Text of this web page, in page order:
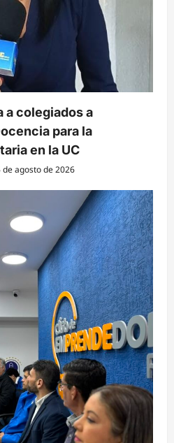
a colegiados a
para la
en la UC
de agosto de 2026